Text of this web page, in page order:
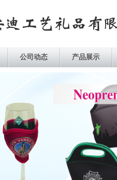
公司动态 产品展示